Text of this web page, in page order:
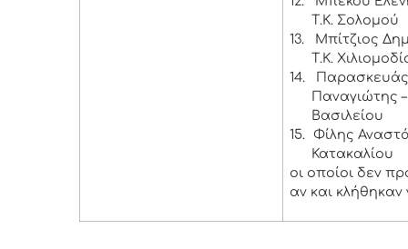
Τ.Κ. Σολομού
13.
Μπίτζιος
Τ.Κ.
14.
Παρασκευάς
Παναγιώτης –
Βασιλείου
15.
Φίλης
Κατακαλίου
οι οποίοι δεν
αν και κλήθηκαν